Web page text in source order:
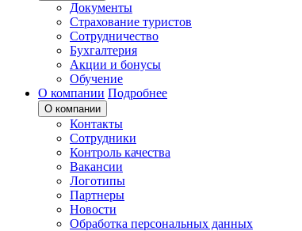
Документы
Страхование туристов
Сотрудничество
Бухгалтерия
Акции и бонусы
Обучение
О компании Подробнее
О компании
Контакты
Сотрудники
Контроль качества
Вакансии
Логотипы
Партнеры
Новости
Обработка персональных данных